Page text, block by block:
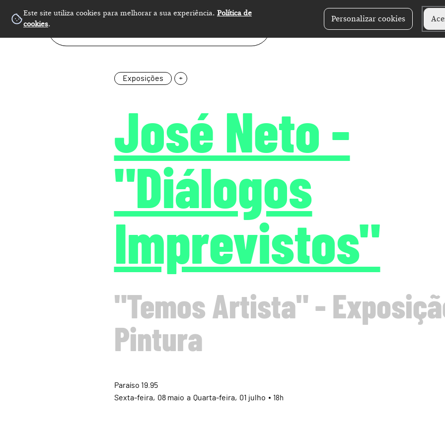
Este site utiliza cookies para melhorar a sua experiência. Política de
cookies.
Personalizar cookies
Exposições +
José Neto -
"Diálogos
Imprevistos"
"Temos Artista" -
Pintura
Paraíso 19.95
08 maio
Sexta a 01 julho
Quarta 18h